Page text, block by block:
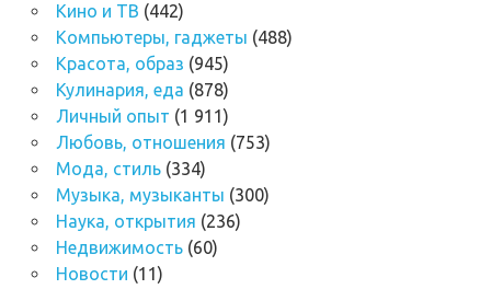
Кино и ТВ (442)
Компьютеры, гаджеты (488)
Красота, образ (945)
Кулинария, еда (878)
Личный опыт (1 911)
Любовь, отношения (753)
Мода, стиль(334)
Музыка, музыканты (300)
Наука, открытия (236)
Недвижимость(60)
Новости (11)